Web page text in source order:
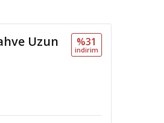
Uzun
%31
i̇ndi̇ri̇m